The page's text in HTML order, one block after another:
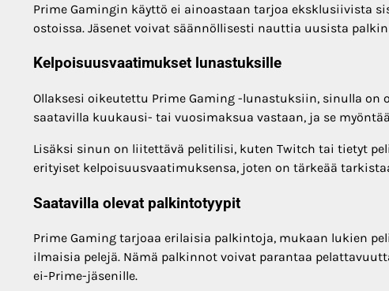
Prime Gamingin käyttö ei ainoastaan tarjoa eksklusiivista
ostoissa. Jäsenet voivat säännöllisesti nauttia uusista
Kelpoisuusvaatimukset lunastuksille
Ollaksesi oikeutettu Prime Gaming -lunastuksiin, sinulla on
saatavilla kuukausi- tai vuosimaksua vastaan, ja se
Lisäksi sinun on liitettävä pelitilisi, kuten Twitch tai tietyt
erityiset kelpoisuusvaatimuksensa, joten on tärkeää
Saatavilla olevat palkintotyypit
Prime Gaming tarjoaa erilaisia palkintoja, mukaan lukien
ilmaisia pelejä. Nämä palkinnot voivat parantaa
ei-Prime-jäsenille.